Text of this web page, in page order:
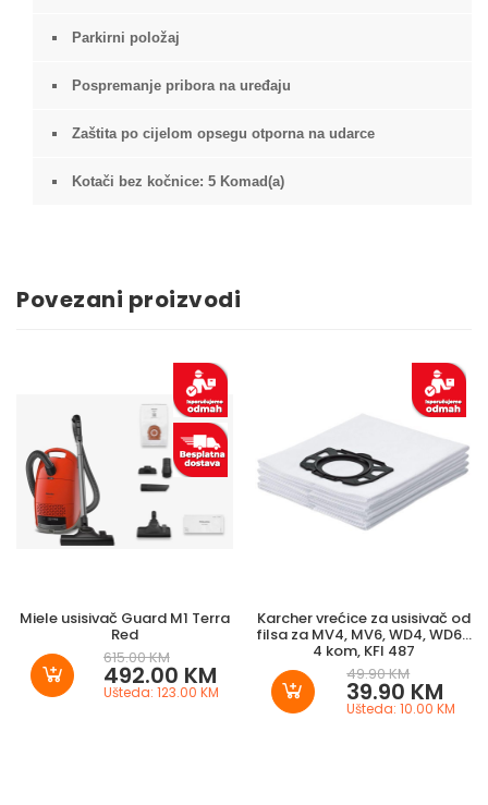
Parkirni položaj
Pospremanje pribora na uređaju
Zaštita po cijelom opsegu otporna na udarce
Kotači bez kočnice: 5 Komad(a)
Povezani proizvodi
Miele usisivač Guard M1 Terra
Red
615.00 KM
492.00 KM
Ušteda: 123.00 KM
Karcher vrećice za usisivač od
filsa za MV4, MV6, WD4, WD6...
4 kom, KFI 487
49.90 KM
39.90 KM
Ušteda: 10.00 KM